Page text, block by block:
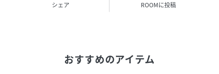
ヘッド/ベイマックス/リロアンドスティッチをフロント、バ
用されたい方はサイズアップがおすすめです。
シェア ROOMに投稿
おすすめのアイテム